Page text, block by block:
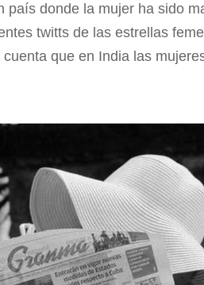
país donde la mujer ha sido
twitts de las estrellas
que en India las